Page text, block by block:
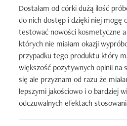
Dostałam od córki dużą ilość
do nich dostęp i dzięki niej mogę
testować nowości kosmetyczne
których nie miałam okazji
przypadku tego produktu który
większość pozytywnych opinii na
się ale przyznam od razu że
lepszymi jakościowo i o bardziej
odczuwalnych efektach